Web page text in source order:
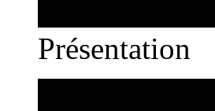
Présentation